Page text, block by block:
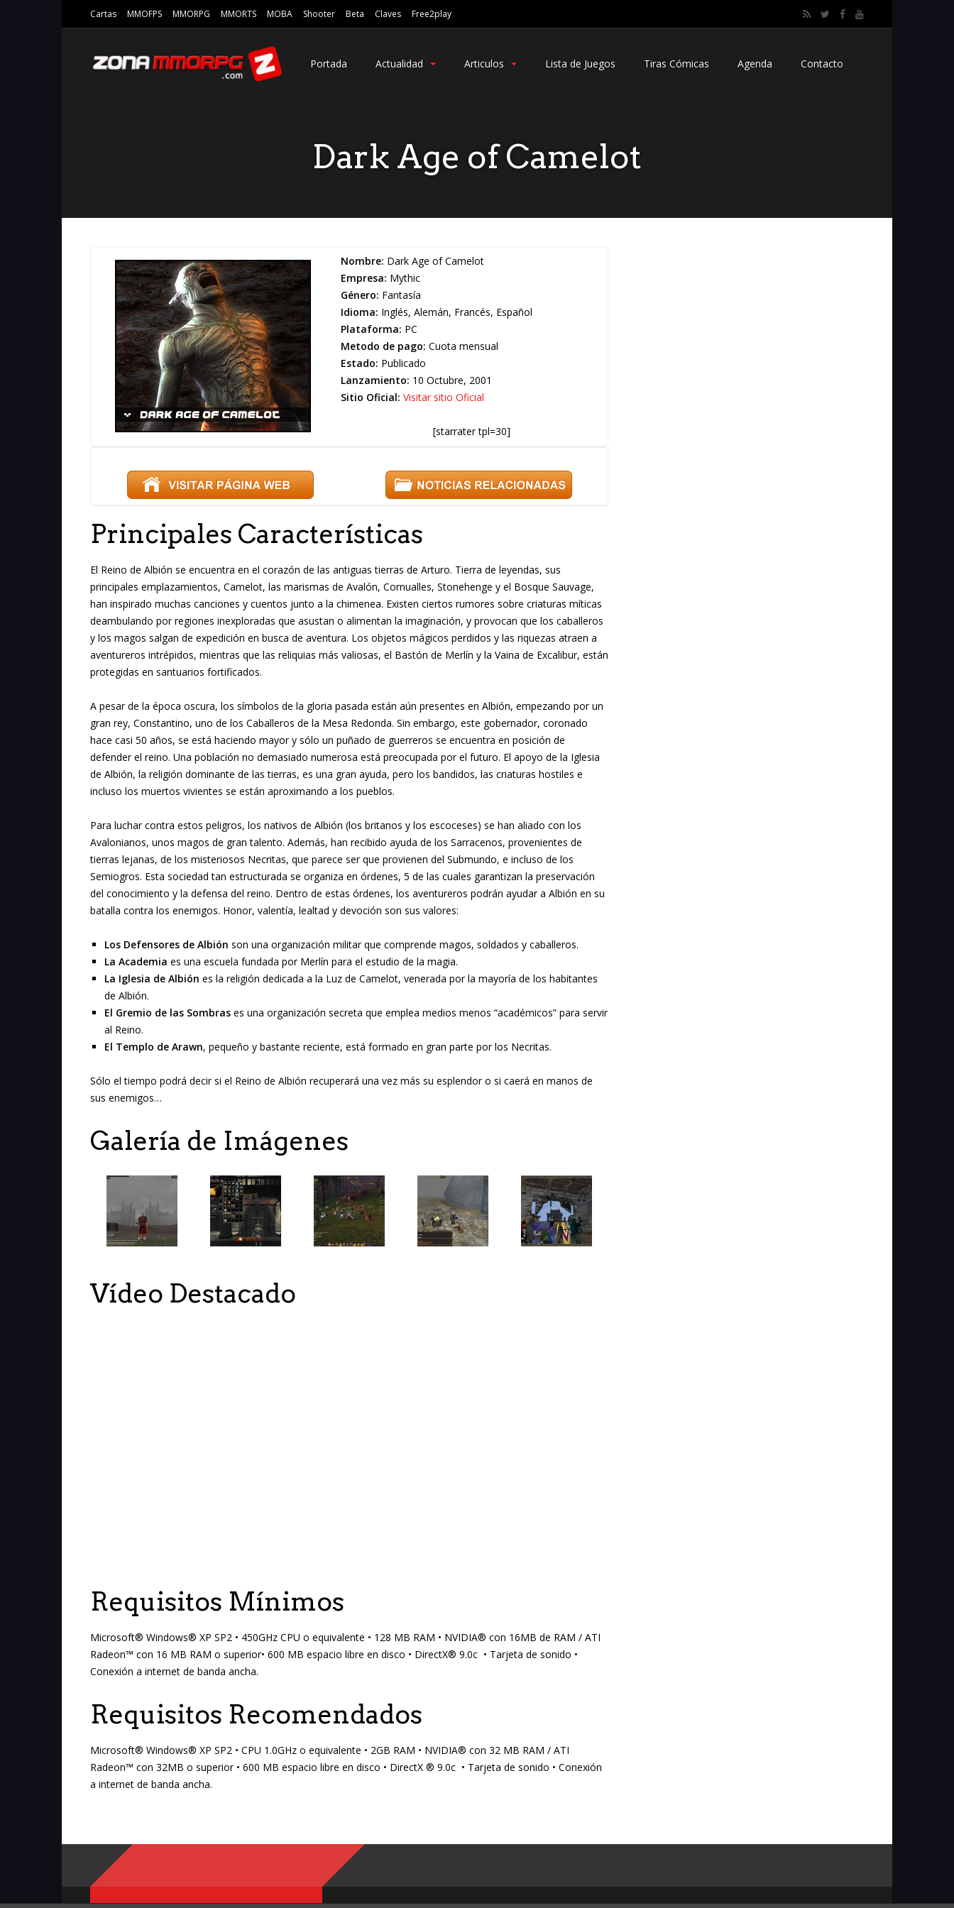
Cartas MMOFPS MMORPG MMORTS MOBA Shooter Beta Claves Free2play
Portada Actualidad Articulos Lista de Juegos Tiras Cómicas Agenda Contacto
Dark Age of Camelot
Nombre: Dark Age of Camelot
Empresa: Mythic
Género: Fantasía
Idioma: Inglés, Alemán, Francés, Español
Plataforma: PC
Metodo de pago: Cuota mensual
Estado: Publicado
Lanzamiento: 10 Octubre, 2001
Sitio Oficial: Visitar sitio Oficial
[starrater tpl=30]
Principales Características
El Reino de Albión se encuentra en el corazón de las antiguas tierras de Arturo. Tierra de leyendas, sus
principales emplazamientos, Camelot, las marismas de Avalón, Cornualles, Stonehenge y el Bosque Sauvage,
han inspirado muchas canciones y cuentos junto a la chimenea. Existen ciertos rumores sobre criaturas míticas
deambulando por regiones inexploradas que asustan o alimentan la imaginación, y provocan que los caballeros
y los magos salgan de expedición en busca de aventura. Los objetos mágicos perdidos y las riquezas atraen a
aventureros intrépidos, mientras que las reliquias más valiosas, el Bastón de Merlín y la Vaina de Excalibur, están
protegidas en santuarios fortificados.
A pesar de la época oscura, los símbolos de la gloria pasada están aún presentes en Albión, empezando por un
gran rey, Constantino, uno de los Caballeros de la Mesa Redonda. Sin embargo, este gobernador, coronado
hace casi 50 años, se está haciendo mayor y sólo un puñado de guerreros se encuentra en posición de
defender el reino. Una población no demasiado numerosa está preocupada por el futuro. El apoyo de la Iglesia
de Albión, la religión dominante de las tierras, es una gran ayuda, pero los bandidos, las criaturas hostiles e
incluso los muertos vivientes se están aproximando a los pueblos.
Para luchar contra estos peligros, los nativos de Albión (los britanos y los escoceses) se han aliado con los
Avalonianos, unos magos de gran talento. Además, han recibido ayuda de los Sarracenos, provenientes de
tierras lejanas, de los misteriosos Necritas, que parece ser que provienen del Submundo, e incluso de los
Semiogros. Esta sociedad tan estructurada se organiza en órdenes, 5 de las cuales garantizan la preservación
del conocimiento y la defensa del reino. Dentro de estas órdenes, los aventureros podrán ayudar a Albión en su
batalla contra los enemigos. Honor, valentía, lealtad y devoción son sus valores:
Los Defensores de Albión son una organización militar que comprende magos, soldados y caballeros.
La Academia es una escuela fundada por Merlín para el estudio de la magia.
La Iglesia de Albión es la religión dedicada a la Luz de Camelot, venerada por la mayoría de los habitantes
de Albión.
El Gremio de las Sombras es una organización secreta que emplea medios menos “académicos” para servir
al Reino.
El Templo de Arawn, pequeño y bastante reciente, está formado en gran parte por los Necritas.
Sólo el tiempo podrá decir si el Reino de Albión recuperará una vez más su esplendor o si caerá en manos de
sus enemigos…
Galería de Imágenes
Vídeo Destacado
Requisitos Mínimos
Microsoft® Windows® XP SP2 • 450GHz CPU o equivalente • 128 MB RAM • NVIDIA® con 16MB de RAM / ATI
Radeon™ con 16 MB RAM o superior• 600 MB espacio libre en disco • DirectX® 9.0c • Tarjeta de sonido •
Conexión a internet de banda ancha.
Requisitos Recomendados
Microsoft® Windows® XP SP2 • CPU 1.0GHz o equivalente • 2GB RAM • NVIDIA® con 32 MB RAM / ATI
Radeon™ con 32MB o superior • 600 MB espacio libre en disco • DirectX ® 9.0c • Tarjeta de sonido • Conexión
a internet de banda ancha.